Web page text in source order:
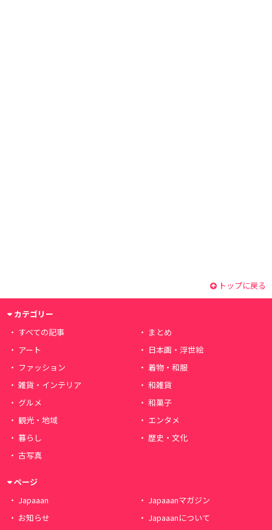
トップに戻る
カテゴリー
すべての記事
まとめ
アート
日本画・浮世絵
ファッション
着物・和服
雑貨・インテリア
和雑貨
グルメ
和菓子
観光・地域
エンタメ
暮らし
歴史・文化
古写真
ページ
Japaaan
Japaaanマガジン
お知らせ
Japaaanについて